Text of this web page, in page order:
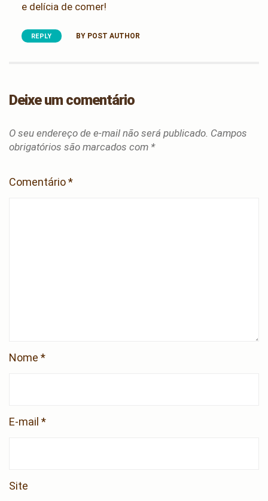
e delícia de comer!
REPLY BY POST AUTHOR
Deixe um comentário
O seu endereço de e-mail não será publicado. Campos
obrigatórios são marcados com *
Comentário*
Nome *
E-mail *
Site